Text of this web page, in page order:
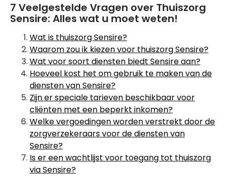
7 Veelgestelde Vragen over Thuiszorg
Sensire: Alles wat u moet weten!
Wat is thuiszorg Sensire?
Waarom zou ik kiezen voor thuiszorg Sensire?
Wat voor soort diensten biedt Sensire aan?
Hoeveel kost het om gebruik te maken van de
diensten van Sensire?
Zijn er speciale tarieven beschikbaar voor
cliënten met een beperkt inkomen?
Welke vergoedingen worden verstrekt door de
zorgverzekeraars voor de diensten van
Sensire?
Is er een wachtlijst voor toegang tot thuiszorg
via Sensire?